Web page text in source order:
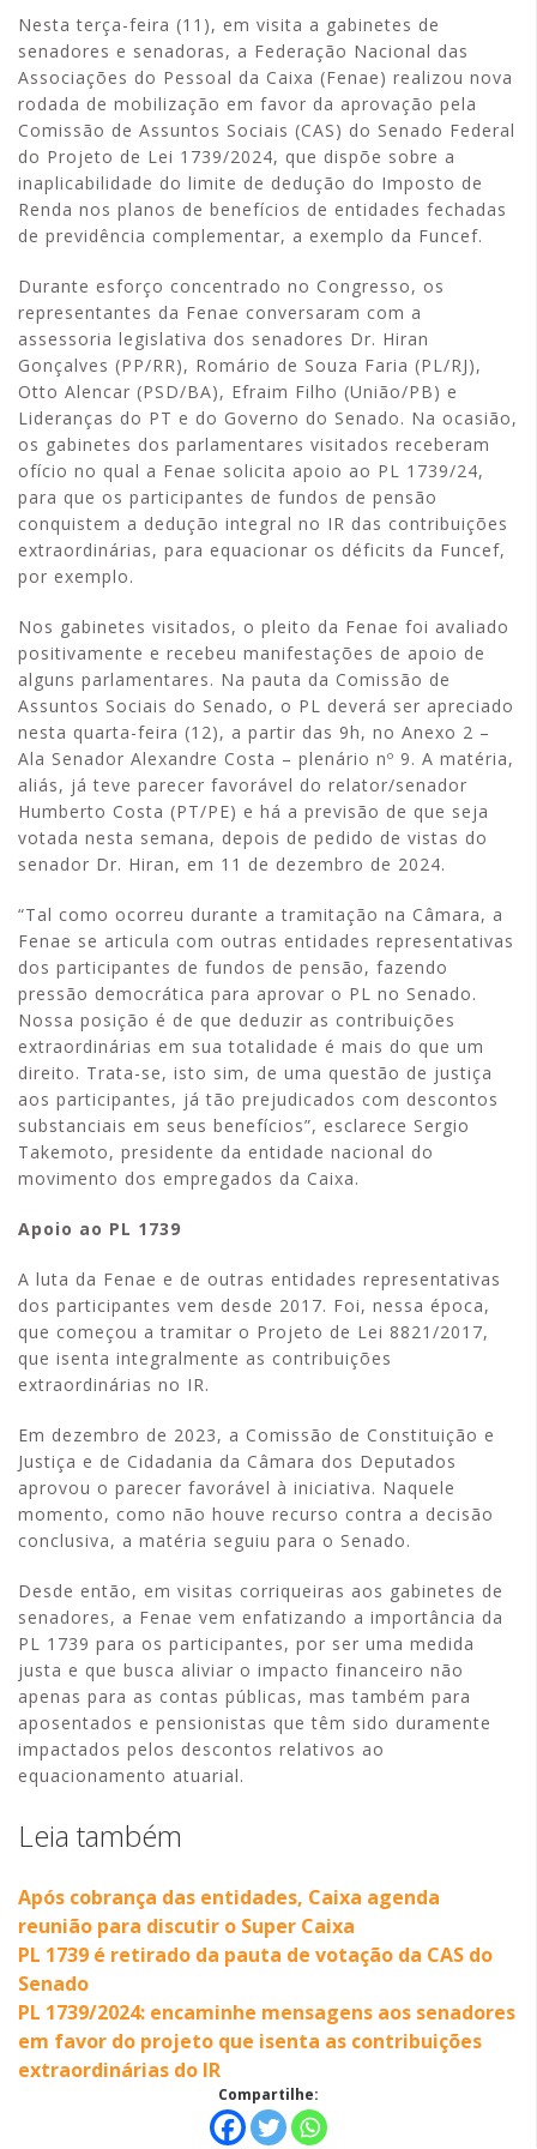
Nesta terça-feira (11), em visita a gabinetes de
senadores e senadoras, a Federação Nacional das
Associações do Pessoal da Caixa (Fenae) realizou nova
rodada de mobilização em favor da aprovação pela
Comissão de Assuntos Sociais (CAS) do Senado Federal
do Projeto de Lei 1739/2024, que dispõe sobre a
inaplicabilidade do limite de dedução do Imposto de
Renda nos planos de benefícios de entidades fechadas
de previdência complementar, a exemplo da Funcef.
Durante esforço concentrado no Congresso, os
representantes da Fenae conversaram com a
assessoria legislativa dos senadores Dr. Hiran
Gonçalves (PP/RR), Romário de Souza Faria (PL/RJ),
Otto Alencar (PSD/BA), Efraim Filho (União/PB) e
Lideranças do PT e do Governo do Senado. Na ocasião,
os gabinetes dos parlamentares visitados receberam
ofício no qual a Fenae solicita apoio ao PL 1739/24,
para que os participantes de fundos de pensão
conquistem a dedução integral no IR das contribuições
extraordinárias, para equacionar os déficits da Funcef,
por exemplo.
Nos gabinetes visitados, o pleito da Fenae foi avaliado
positivamente e recebeu manifestações de apoio de
alguns parlamentares. Na pauta da Comissão de
Assuntos Sociais do Senado, o PL deverá ser apreciado
nesta quarta-feira (12), a partir das 9h, no Anexo 2 –
Ala Senador Alexandre Costa – plenário nº 9. A matéria,
aliás, já teve parecer favorável do relator/senador
Humberto Costa (PT/PE) e há a previsão de que seja
votada nesta semana, depois de pedido de vistas do
senador Dr. Hiran, em 11 de dezembro de 2024.
“Tal como ocorreu durante a tramitação na Câmara, a
Fenae se articula com outras entidades representativas
dos participantes de fundos de pensão, fazendo
pressão democrática para aprovar o PL no Senado.
Nossa posição é de que deduzir as contribuições
extraordinárias em sua totalidade é mais do que um
direito. Trata-se, isto sim, de uma questão de justiça
aos participantes, já tão prejudicados com descontos
substanciais em seus benefícios”, esclarece Sergio
Takemoto, presidente da entidade nacional do
movimento dos empregados da Caixa.
Apoio ao PL 1739
A luta da Fenae e de outras entidades representativas
dos participantes vem desde 2017. Foi, nessa época,
que começou a tramitar o Projeto de Lei 8821/2017,
que isenta integralmente as contribuições
extraordinárias no IR.
Em dezembro de 2023, a Comissão de Constituição e
Justiça e de Cidadania da Câmara dos Deputados
aprovou o parecer favorável à iniciativa. Naquele
momento, como não houve recurso contra a decisão
conclusiva, a matéria seguiu para o Senado.
Desde então, em visitas corriqueiras aos gabinetes de
senadores, a Fenae vem enfatizando a importância da
PL 1739 para os participantes, por ser uma medida
justa e que busca aliviar o impacto financeiro não
apenas para as contas públicas, mas também para
aposentados e pensionistas que têm sido duramente
impactados pelos descontos relativos ao
equacionamento atuarial.
Leia também
Após cobrança das entidades, Caixa agenda
reunião para discutir o Super Caixa
PL 1739 é retirado da pauta de votação da CAS do
Senado
PL 1739/2024: encaminhe mensagens aos senadores
em favor do projeto que isenta as contribuições
extraordinárias do IR
Compartilhe: